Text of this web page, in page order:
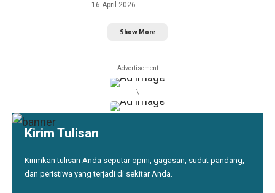
16 April 2026
Show More
- Advertisement -
\
Kirim Tulisan
Kirimkan tulisan Anda seputar opini, gagasan, sudut pandang,
dan peristiwa yang terjadi di sekitar Anda.